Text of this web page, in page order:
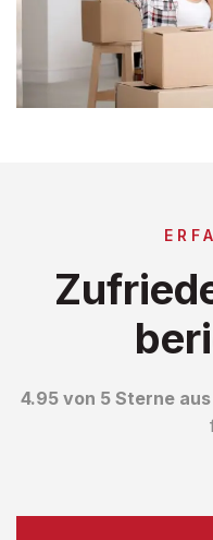
4.95 von 5 Sterne